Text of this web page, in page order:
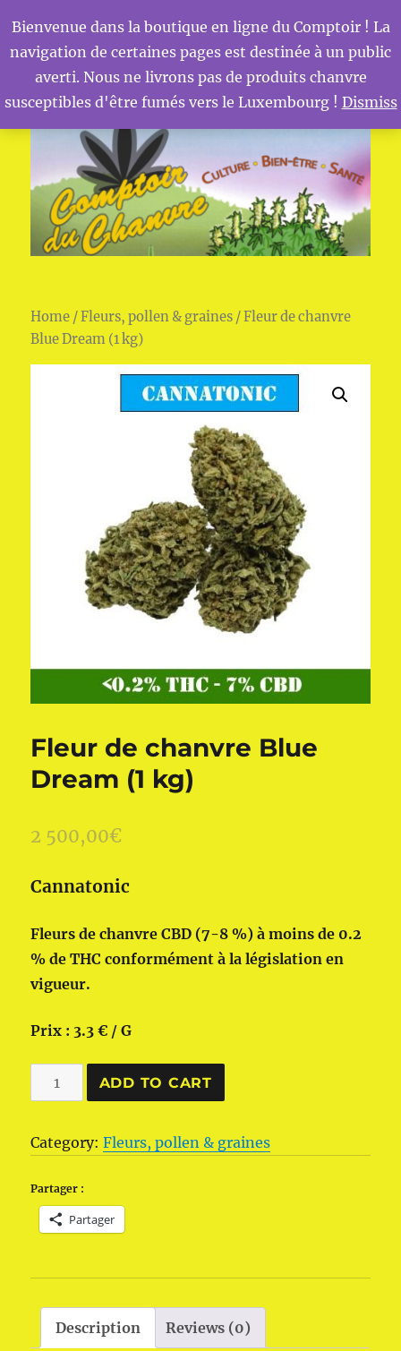
Comptoir du Chanvre
MENU
Home /Fleurs, pollen & graines / Fleur de chanvre
Blue Dream (1 kg)
Fleur de chanvre Blue
Dream (1 kg)
2 500,00€
Cannatonic
Fleurs de chanvre CBD (7-8 %) à moins de 0.2
% de THC conformément à la législation en
vigueur.
Prix : 3.3 € / G
Fleur
de
Blue
(1
kg)
ADD TO CART
Category:Fleurs, pollen & graines
Partager :
Partager
Description Reviews (0)
Bienvenue dans la boutique en ligne du Comptoir ! La
navigation de certaines pages est destinée à un public
averti. Nous ne livrons pas de produits chanvre
susceptibles d'être fumés vers le Luxembourg ! Dismiss